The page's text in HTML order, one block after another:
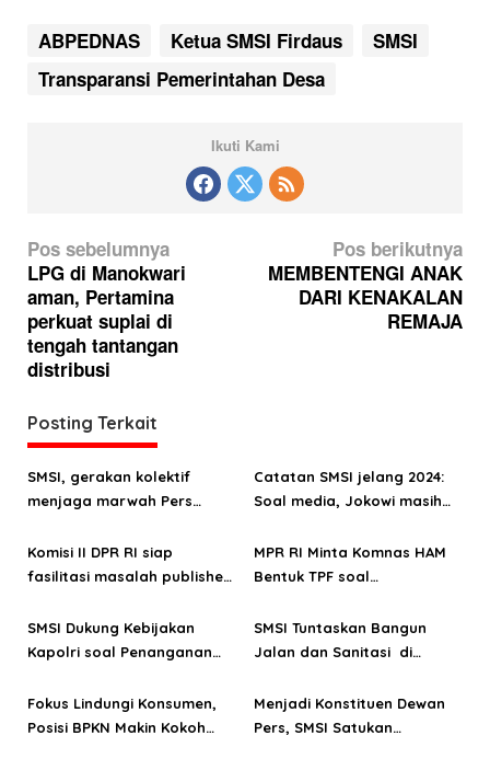
ABPEDNAS Ketua SMSI Firdaus
SMSI
Transparansi Pemerintahan Desa
Ikuti Kami
N
a
v
i
g
s
i
p
s
Pos sebelumnya
LPG di Manokwari
aman, Pertamina
perkuat suplai di
tengah tantangan
distribusi
Pos berikutnya
MEMBENTENGI ANAK
DARI KENAKALAN
REMAJA
Posting Terkait
SMSI, gerakan kolektif
menjaga marwah Pers
Catatan SMSI jelang 2024:
Soal media, Jokowi masih
Komisi II DPR RI siap
fasilitasi masalah publisher
MPR RI Minta Komnas HAM
Bentuk TPF soal
Simalungun
SMSI Dukung Kebijakan
Kapolri soal Penanganan
SMSI Tuntaskan Bangun
Jalan dan Sanitasi di
Kota Serang
Fokus Lindungi Konsumen,
Posisi BPKN Makin Kokoh
Menjadi Konstituen Dewan
Pers, SMSI Satukan